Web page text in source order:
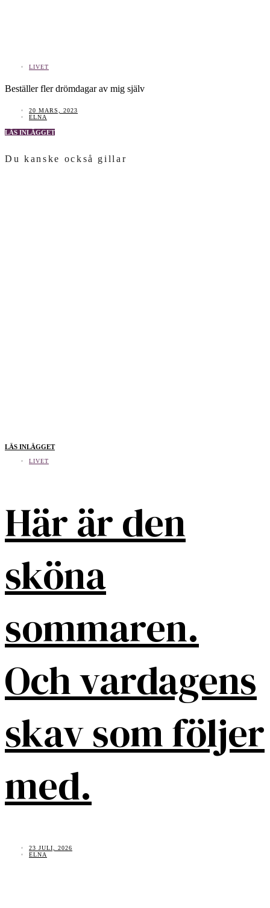
LIVET
Beställer fler drömdagar av mig själv
20 MARS, 2023
ELNA
LÄS INLÄGGET
Du kanske också gillar
LÄS INLÄGGET
LIVET
Här är den
sköna
sommaren.
Och vardagens
skav som följer
med.
23 JULI, 2026
ELNA